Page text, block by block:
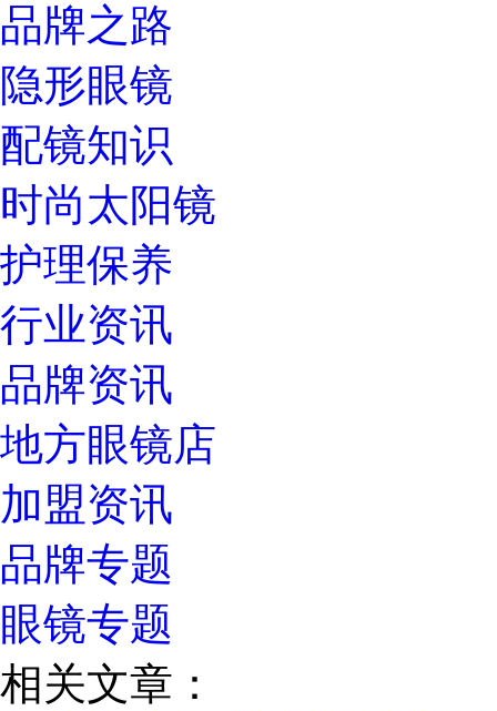
品牌之路
隐形眼镜
配镜知识
时尚太阳镜
护理保养
行业资讯
品牌资讯
地方眼镜店
加盟资讯
品牌专题
眼镜专题
相关文章：